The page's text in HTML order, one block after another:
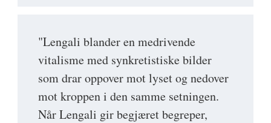
"Lengali blander en medrivende
vitalisme med synkretistiske bilder
som drar oppover mot lyset og nedover
mot kroppen i den samme setningen.
Når Lengali gir begjæret begreper,